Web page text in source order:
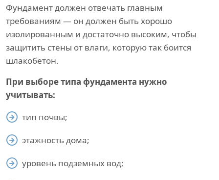
Фундамент должен отвечать главным
требованиям — он должен быть хорошо
изолированным и достаточно высоким, чтобы
защитить стены от влаги, которую так боится
шлакобетон.
При выборе типа фундамента нужно
учитывать:
тип почвы;
этажность дома;
уровень подземных вод;